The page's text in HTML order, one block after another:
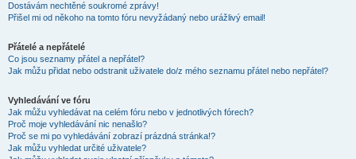
Dostávám nechtěné soukromé zprávy!
Přišel mi od někoho na tomto fóru nevyžádaný nebo urážlivý email!
Přátelé a nepřátelé
Co jsou seznamy přátel a nepřátel?
Jak můžu přidat nebo odstranit uživatele do/z mého seznamu přátel nebo nepřátel?
Vyhledávání ve fóru
Jak můžu vyhledávat na celém fóru nebo v jednotlivých fórech?
Proč moje vyhledávání nic nenašlo?
Proč se mi po vyhledávání zobrazí prázdná stránka!?
Jak můžu vyhledat určité uživatele?